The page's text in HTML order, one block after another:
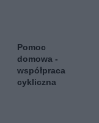
Pomoc
domowa -
współpraca
cykliczna